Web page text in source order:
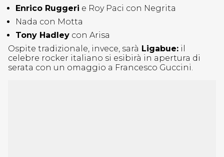
Enrico Ruggeri e Roy Paci con Negrita
Nada con Motta
Tony Hadley con Arisa
Ospite tradizionale, invece, sarà Ligabue: il
celebre rocker italiano si esibirà in apertura di
serata con un omaggio a Francesco Guccini.